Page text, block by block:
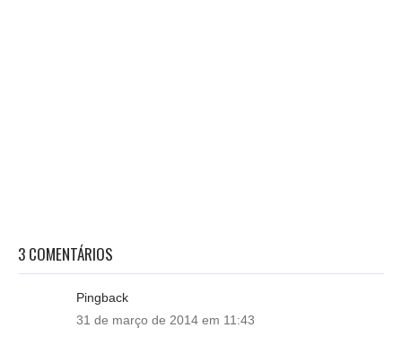
3 COMENTÁRIOS
Pingback
31 de março de 2014 em 11:43